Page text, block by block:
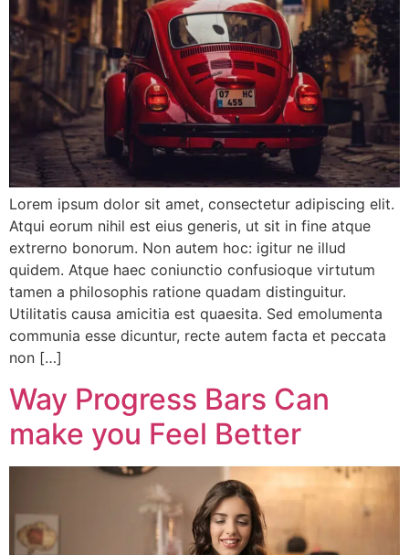
Lorem ipsum dolor sit amet, consectetur adipiscing elit.
Atqui eorum nihil est eius generis, ut sit in fine atque
extrerno bonorum. Non autem hoc: igitur ne illud
quidem. Atque haec coniunctio confusioque virtutum
tamen a philosophis ratione quadam distinguitur.
Utilitatis causa amicitia est quaesita. Sed emolumenta
communia esse dicuntur, recte autem facta et peccata
non […]
Way Progress Bars Can
make you Feel Better